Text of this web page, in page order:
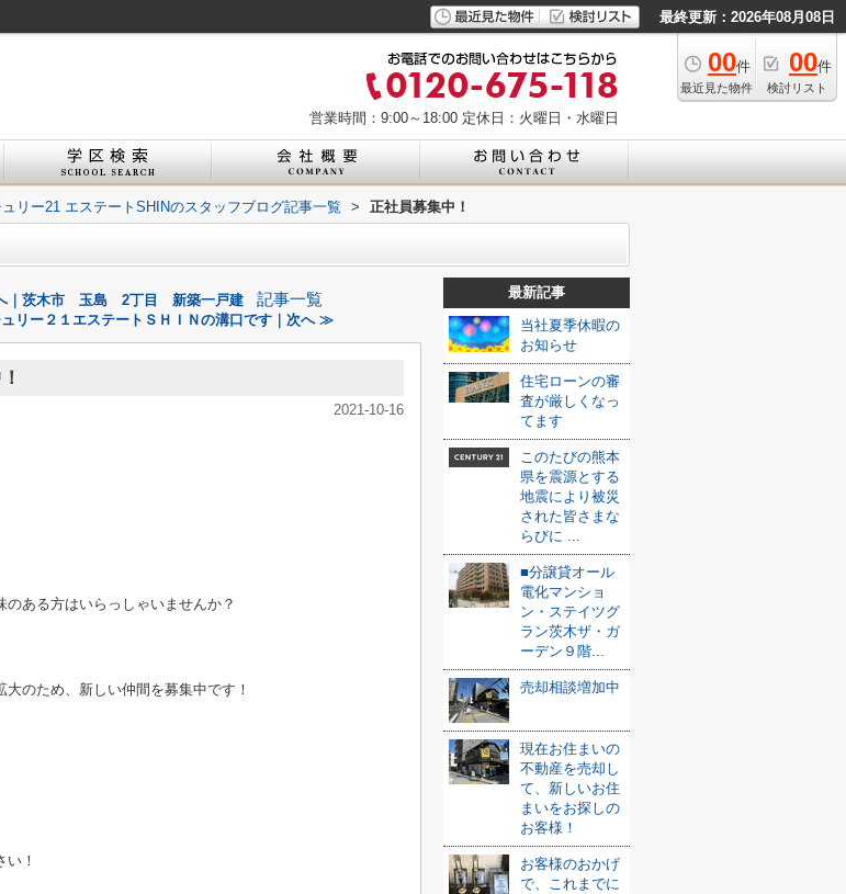
最終更新：2026年08月08日
00件
最近見た物件
00件
検討リスト
営業時間：9:00～18:00 定休日：火曜日・水曜日
リー21 エステートSHINのスタッフブログ記事一覧 > 正社員募集中！
｜茨木市 玉島 2丁目 新築一戸建 記事一覧
リー２１エステートＳＨＩＮの溝口です｜次へ ≫
2021-10-16
のある方はいらっしゃいませんか？
大のため、新しい仲間を募集中です！
い！
最新記事
当社夏季休暇の
お知らせ
住宅ローンの審
査が厳しくなっ
てます
このたびの熊本
県を震源とする
地震により被災
された皆さまな
らびに ...
■分譲貸オール
電化マンショ
ン・ステイツグ
ラン茨木ザ・ガ
ーデン９階...
売却相談増加中
現在お住まいの
不動産を売却し
て、新しいお住
まいをお探しの
お客様！
お客様のおかげ
で、これまでに